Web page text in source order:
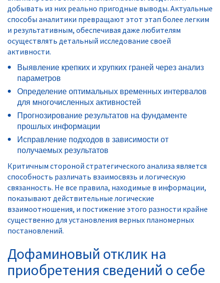
добывать из них реально пригодные выводы. Актуальные
способы аналитики превращают этот этап более легким
и результативным, обеспечивая даже любителям
осуществлять детальный исследование своей
активности.
Выявление крепких и хрупких граней через анализ
параметров
Определение оптимальных временных интервалов
для многочисленных активностей
Прогнозирование результатов на фундаменте
прошлых информации
Исправление подходов в зависимости от
получаемых результатов
Критичным стороной стратегического анализа является
способность различать взаимосвязь и логическую
связанность. Не все правила, находимые в информации,
показывают действительные логические
взаимоотношения, и постижение этого разности крайне
существенно для установления верных планомерных
постановлений.
Дофаминовый отклик на
приобретения сведений о себе